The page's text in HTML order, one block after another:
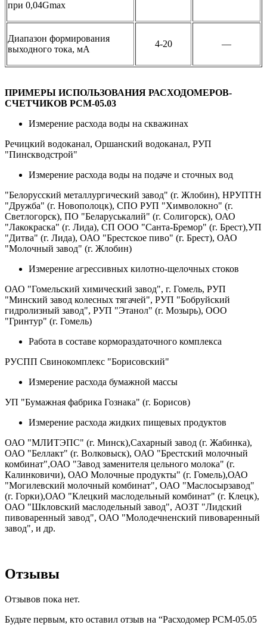
при 0,04Gmax
Диапазон формирования
выходного тока, мА
4-20 —
ПРИМЕРЫ ИСПОЛЬЗОВАНИЯ РАСХОДОМЕРОВ-
СЧЕТЧИКОВ РСМ-05.03
Измерение расхода воды на скважинах
Речицкий водоканал, Оршанский водоканал, РУП
"Пинскводстрой"
Измерение расхода воды на подаче и сточных вод
"Белорусский металлургический завод" (г. Жлобин), НРУПТН
"Дружба" (г. Новополоцк), СПО РУП "Химволокно" (г.
Светлогорск), ПО "Беларуськалий" (г. Солигорск), ОАО
"Лакокраска" (г. Лида), СП ООО "Санта-Бремор" (г. Брест),УП
"Дитва" (г. Лида), ОАО "Брестское пиво" (г. Брест), ОАО
"Молочный завод" (г. Жлобин)
Измерение агрессивных килотно-щелочных стоков
ОАО "Гомельский химический завод", г. Гомель, РУП
"Минский завод колесных тягачей", РУП "Бобруйский
гидролизный завод", РУП "Этанол" (г. Мозырь), ООО
"Гринтур" (г. Гомель)
Работа в составе кормораздаточного комплекса
РУСПП Свинокомплекс "Борисовский"
Измерение расхода бумажной массы
УП "Бумажная фабрика Гознака" (г. Борисов)
Измерение расхода жидких пищевых продуктов
ОАО "МЛИТЭПС" (г. Минск),Сахарный завод (г. Жабинка),
ОАО "Беллакт" (г. Волковыск), ОАО "Брестский молочный
комбинат",ОАО "Завод заменителя цельного молока" (г.
Калинковичи), ОАО Молочные продукты" (г. Гомель),ОАО
"Могилевский молочный комбинат", ОАО "Маслосырзавод"
(г. Горки),ОАО "Клецкий маслодельный комбинат" (г. Клецк),
ОАО "Шкловский маслодельный завод", АОЗТ "Лидский
пивоваренный завод", ОАО "Молодечненский пивоваренный
завод", и др.
Отзывы
Отзывов пока нет.
Будьте первым, кто оставил отзыв на “Расходомер РСМ-05.05